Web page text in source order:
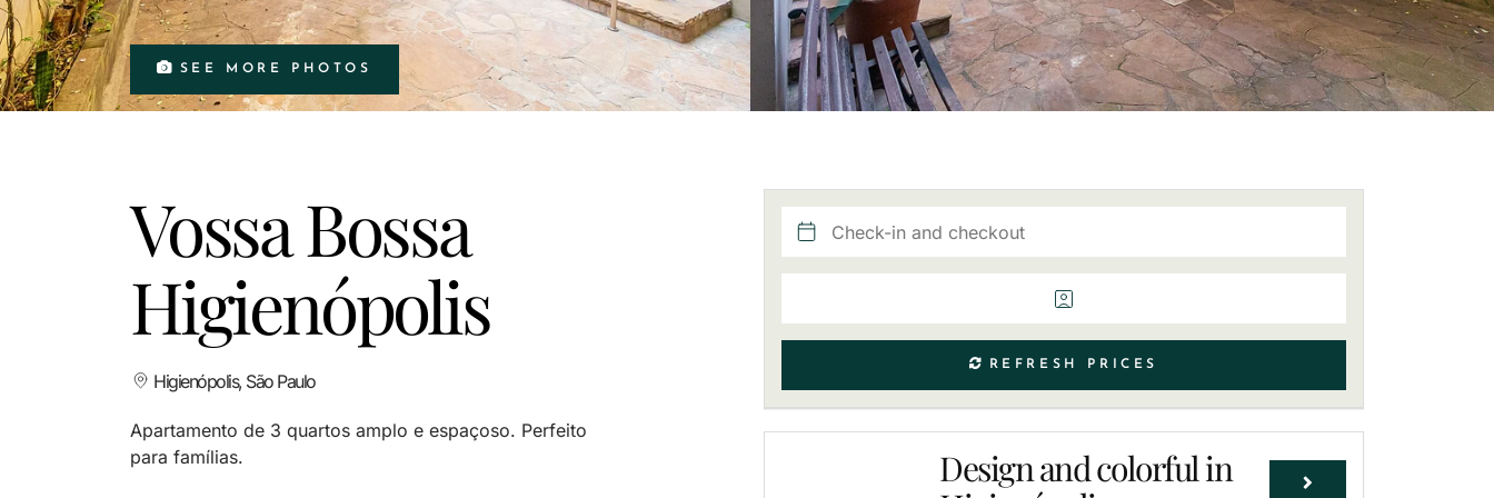
SEE MORE PHOTOS
Vossa Bossa
Higienópolis
Higienópolis, São Paulo
Apartamento de 3 quartos amplo e espaçoso. Perfeito
para famílias.
REFRESH PRICES
Design and colorful in